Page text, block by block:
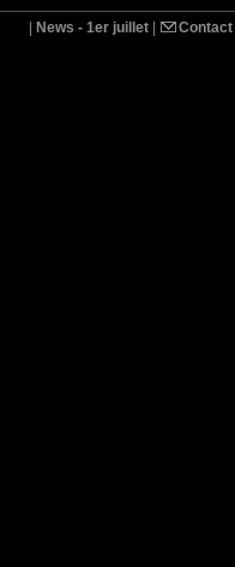
News - 1er juillet Contact